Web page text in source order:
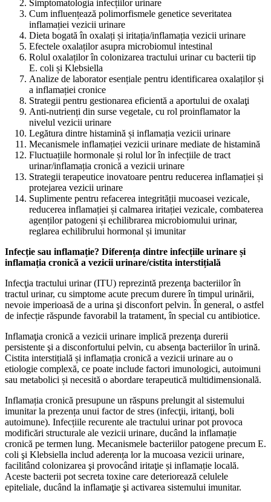
Simptomatologia infecțiilor urinare
Cum influențează polimorfismele genetice severitatea
inflamației vezicii urinare
Dieta bogată în oxalați și iritația/inflamația vezicii urinare
Efectele oxalaților asupra microbiomul intestinal
Rolul oxalaților în colonizarea tractului urinar cu bacterii tip
E. coli și Klebsiella
Analize de laborator esențiale pentru identificarea oxalaților și
a inflamației cronice
Strategii pentru gestionarea eficientă a aportului de oxalaţi
Anti-nutrienți din surse vegetale, cu rol proinflamator la
nivelul vezicii urinare
Legătura dintre histamină și inflamația vezicii urinare
Mecanismele inflamației vezicii urinare mediate de histamină
Fluctuațiile hormonale și rolul lor în infecțiile de tract
urinar/inflamația cronică a vezicii urinare
Strategii terapeutice inovatoare pentru reducerea inflamației și
protejarea vezicii urinare
Suplimente pentru refacerea integrității mucoasei vezicale,
reducerea inflamației și calmarea iritației vezicale, combaterea
agenților patogeni și echilibrarea microbiomului urinar,
reglarea echilibrului hormonal și imunitar
Infecție sau inflamație? Diferența dintre infecțiile urinare și
inflamația cronică a vezicii urinare/cistita interstițială
Infecţia tractului urinar (ITU) reprezintă prezenţa bacteriilor în
tractul urinar, cu simptome acute precum durere în timpul urinării,
nevoie imperioasă de a urina şi disconfort pelvin. În general, o astfel
de infecție răspunde favorabil la tratament, în special cu antibiotice.
Inflamaţia cronică a vezicii urinare implică prezenţa durerii
persistente şi a disconfortului pelvin, cu absenţa bacteriilor în urină.
Cistita interstițială și inflamația cronică a vezicii urinare au o
etiologie complexă, ce poate include factori imunologici, autoimuni
sau metabolici și necesită o abordare terapeutică multidimensională.
Inflamația cronică presupune un răspuns prelungit al sistemului
imunitar la prezența unui factor de stres (infecţii, iritanţi, boli
autoimune). Infecțiile recurente ale tractului urinar pot provoca
modificări structurale ale vezicii urinare, ducând la inflamație
cronică pe termen lung. Mecanismele bacteriilor patogene precum E.
coli şi Klebsiella includ aderența lor la mucoasa vezicii urinare,
facilitând colonizarea şi provocând iritaţie și inflamație locală.
Aceste bacterii pot secreta toxine care deteriorează celulele
epiteliale, ducând la inflamaţie şi activarea sistemului imunitar.